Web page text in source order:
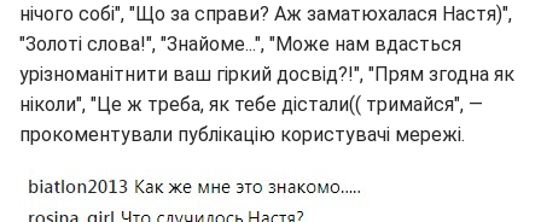
нічого собі", "Що за справи? Аж заматюхалася Настя)",
"Золоті слова!", "Знайоме...", "Може нам вдасться
урізноманітнити ваш гіркий досвід?!", "Прям згодна як
ніколи", "Це ж треба, як тебе дістали(( тримайся", —
прокоментували публікацію користувачі мережі.